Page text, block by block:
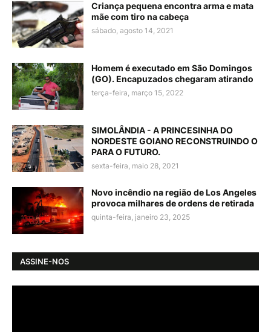
Criança pequena encontra arma e mata
mãe com tiro na cabeça
sábado, agosto 14, 2021
Homem é executado em São Domingos
(GO). Encapuzados chegaram atirando
terça-feira, março 15, 2022
SIMOLÂNDIA - A PRINCESINHA DO
NORDESTE GOIANO RECONSTRUINDO O
PARA O FUTURO.
sexta-feira, maio 28, 2021
Novo incêndio na região de Los Angeles
provoca milhares de ordens de retirada
quinta-feira, janeiro 23, 2025
ASSINE-NOS